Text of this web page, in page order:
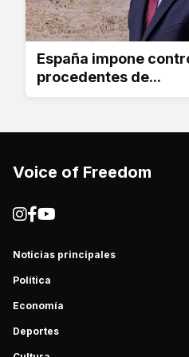
España impone
procedentes de...
Voice of Freedom
Noticias principales
Política
Economía
Deportes